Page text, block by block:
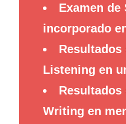
Examen de
incorporado
Resultados
Listening en
Resultados
Writing en